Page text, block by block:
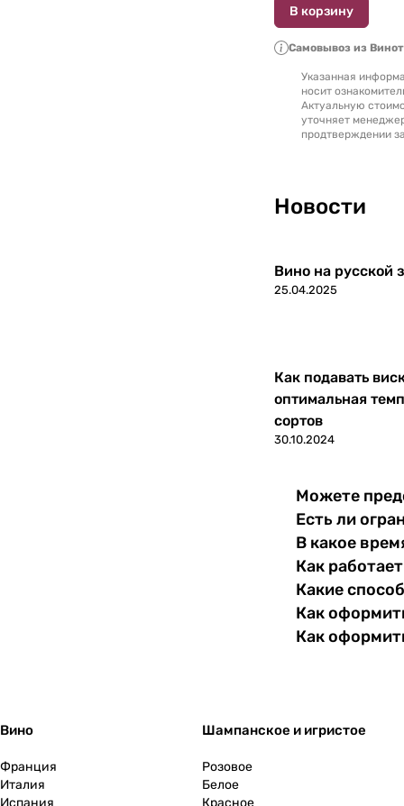
В корзину
Самовывоз из
Указанная
носит
Актуальную
уточняет
продтверждении
Новости
Вино на русской
25.04.2025
Как подавать
оптимальная
сортов
30.10.2024
Можете
Есть ли
В какое
Как
Какие
Как
Как
Вино
Франция
Италия
Испания
Шампанское и игристое
Розовое
Белое
Красное